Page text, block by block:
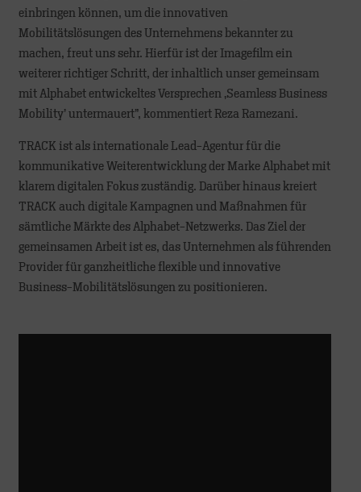
einbringen können, um die innovativen
Mobilitätslösungen des Unternehmens bekannter zu
machen, freut uns sehr. Hierfür ist der Imagefilm ein
weiterer richtiger Schritt, der inhaltlich unser gemeinsam
mit Alphabet entwickeltes Versprechen ‚Seamless Business
Mobility’ untermauert”, kommentiert Reza Ramezani.
TRACK ist als internationale Lead-Agentur für die
kommunikative Weiterentwicklung der Marke Alphabet mit
klarem digitalen Fokus zuständig. Darüber hinaus kreiert
TRACK auch digitale Kampagnen und Maßnahmen für
sämtliche Märkte des Alphabet-Netzwerks. Das Ziel der
gemeinsamen Arbeit ist es, das Unternehmen als führenden
Provider für ganzheitliche flexible und innovative
Business-Mobilitätslösungen zu positionieren.